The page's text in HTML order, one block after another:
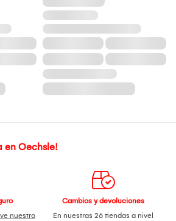
en Oechsle!
ve nuestro
Cambios y devoluciones
En nuestras 26 tiendas a nivel